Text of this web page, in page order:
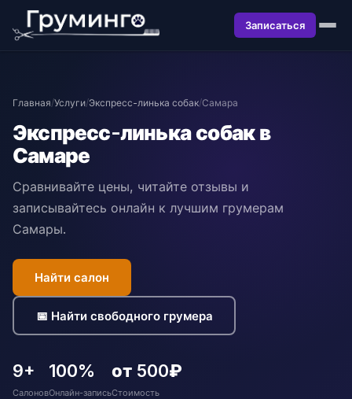
Записаться
Главная/Услуги/Экспресс-линька собак/Самара
Экспресс-линька собак в
Самаре
Сравнивайте цены, читайте отзывы и
записывайтесь онлайн к лучшим грумерам
Самары.
Найти салон
📅 Найти свободного грумера
9+
Салонов
100%
Онлайн-запись
от 500₽
Стоимость